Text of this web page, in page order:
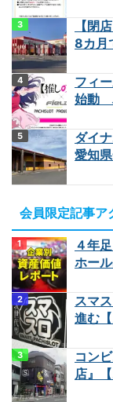
【閉
8カ月
フィ
始動
ダイ
愛知
会員限定記事ア
４年
ホー
スマ
進む
コン
店』